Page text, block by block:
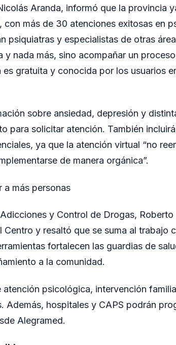
Aranda, informó que la provincia
con más de 30 atenciones exitosas en
psiquiatras y especialistas de otras
y nada más, sino acompañar un
gratuita y conocida por los usuarios
sobre ansiedad, depresión y
para solicitar atención. También
ya que la atención virtual “no
de manera orgánica”.
a más personas
y Control de Drogas,
y resaltó que se suma al trabajo
fortalecen las guardias de
a la comunidad.
psicológica, intervención
Además, hospitales y CAPS podrán
Alegramed.